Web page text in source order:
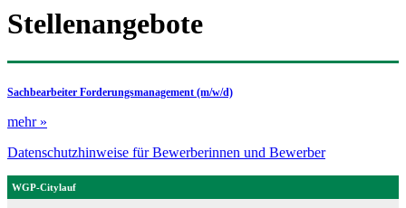
Stellenangebote
Sachbearbeiter Forderungsmanagement (m/w/d)
mehr »
Datenschutzhinweise für Bewerberinnen und Bewerber
WGP-Citylauf